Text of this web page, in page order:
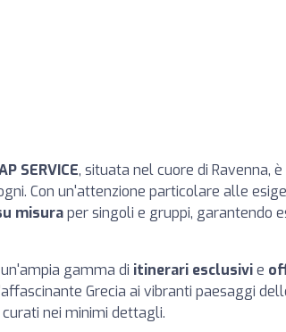
SERVICE, situata nel cuore di Ravenna,
Con un'attenzione particolare alle
misuraper singoli e gruppi, garantendo
gamma di itinerari esclusivie
Grecia ai vibranti paesaggi
nei minimi dettagli.